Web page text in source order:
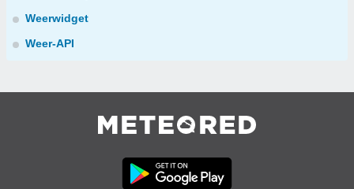
Weerwidget
Weer-API